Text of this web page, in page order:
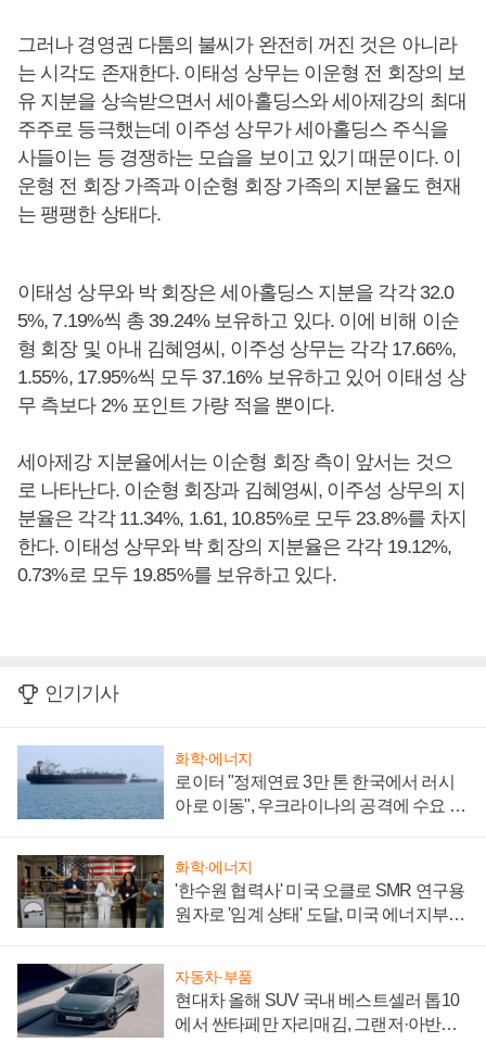
그러나 경영권 다툼의 불씨가 완전히 꺼진 것은 아니라
는 시각도 존재한다. 이태성 상무는 이운형 전 회장의 보
유 지분을 상속받으면서 세아홀딩스와 세아제강의 최대
주주로 등극했는데 이주성 상무가 세아홀딩스 주식을
사들이는 등 경쟁하는 모습을 보이고 있기 때문이다. 이
운형 전 회장 가족과 이순형 회장 가족의 지분율도 현재
는 팽팽한 상태다.
이태성 상무와 박 회장은 세아홀딩스 지분을 각각 32.0
5%, 7.19%씩 총 39.24% 보유하고 있다. 이에 비해 이순
형 회장 및 아내 김혜영씨, 이주성 상무는 각각 17.66%,
1.55%, 17.95%씩 모두 37.16% 보유하고 있어 이태성 상
무 측보다 2% 포인트 가량 적을 뿐이다.
세아제강 지분율에서는 이순형 회장 측이 앞서는 것으
로 나타난다. 이순형 회장과 김혜영씨, 이주성 상무의 지
분율은 각각 11.34%, 1.61, 10.85%로 모두 23.8%를 차지
한다. 이태성 상무와 박 회장의 지분율은 각각 19.12%,
0.73%로 모두 19.85%를 보유하고 있다.
인기기사
화학·에너지
로이터 "정제연료 3만 톤 한국에서 러시
아로 이동", 우크라이나의 공격에 수요 늘
화학·에너지
'한수원 협력사' 미국 오클로 SMR 연구용
원자로 '임계 상태' 도달, 미국 에너지부
자동차·부품
현대차 올해 SUV 국내 베스트셀러 톱10
에서 싼타페만 자리매김, 그랜저·아반떼